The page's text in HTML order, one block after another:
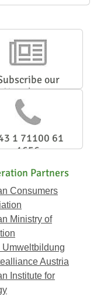
our
Newsletter
1 71100 61
1656
Partners
Consumers
Ministry of
Umweltbildung
Austria
Institute for